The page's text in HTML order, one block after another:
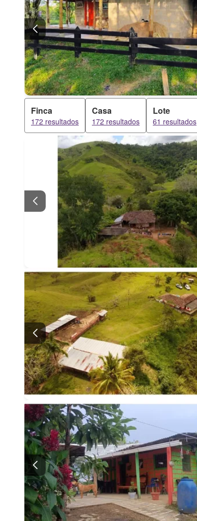
Finca
172 resultados
Casa
172 resultados
Lote
61 resultados